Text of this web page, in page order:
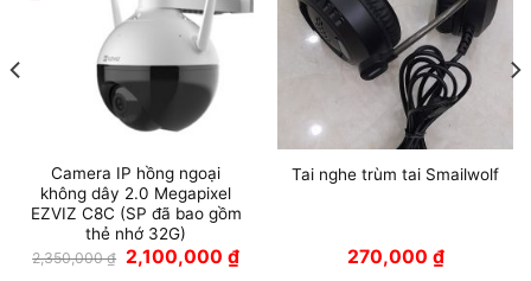
Camera IP hồng ngoại
không dây 2.0 Megapixel
EZVIZ C8C (SP đã bao gồm
thẻ nhớ 32G)
2,350,000₫ Giá
gốc
2,100,000 ₫Giá
hiện
Tai nghe trùm tai Smailwolf
270,000 ₫